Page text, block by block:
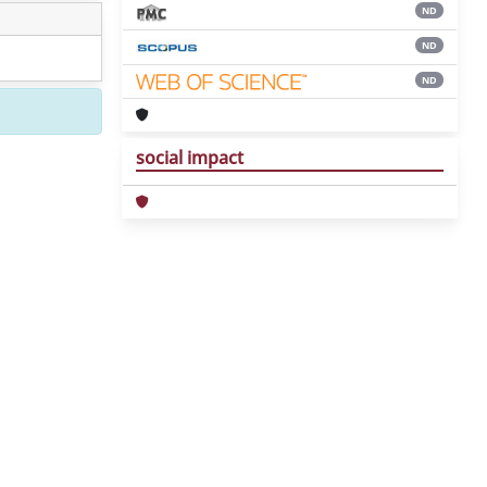
ND
ND
ND
social impact